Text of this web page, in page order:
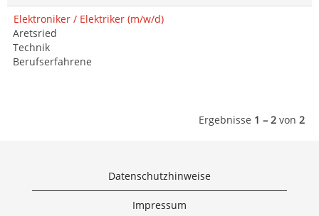
Elektroniker / Elektriker (m/w/d)
Aretsried
Technik
Berufserfahrene
Ergebnisse 1 – 2 von 2
Datenschutzhinweise
Impressum